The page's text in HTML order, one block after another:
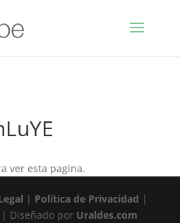
ver esta pagina.
| Política de Privacidad |
Diseñado por Uraldes.com